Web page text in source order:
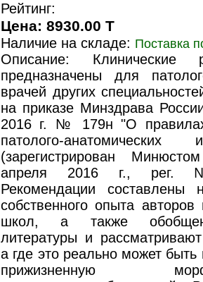
Рейтинг:
Цена: 8930.00 T
Наличие на складе: Поставка
Описание: Клинические
предназначены для
врачей других
на приказе Минздрава
2016 г. № 179н "О
патолого-анатомических
(зарегистрирован
апреля 2016 г.,
Рекомендации составлены
собственного опыта
школ, а также
литературы и
а где это реально может
прижизненную